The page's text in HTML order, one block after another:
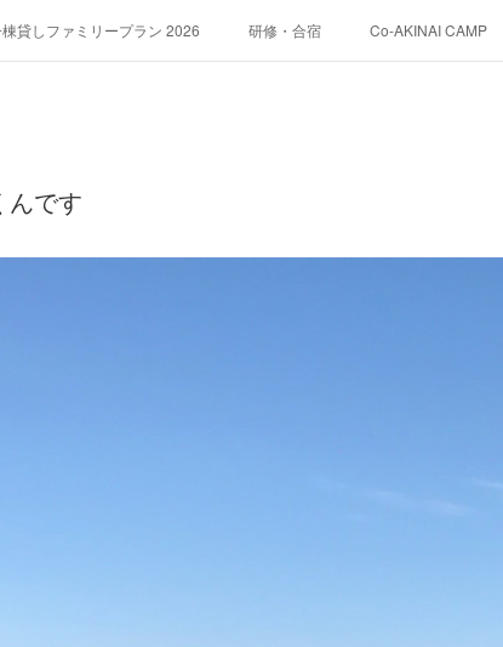
棟貸しファミリープラン 2026 研修・合宿 Co-AKINAI CAMP
んです